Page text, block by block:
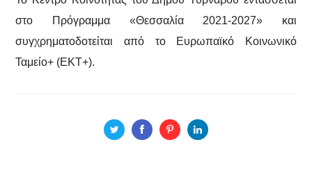
στο Πρόγραμμα «Θεσσαλία 2021-2027» και
συγχρηματοδοτείται από το Ευρωπαϊκό Κοινωνικό
Ταμείο+ (ΕΚΤ+).